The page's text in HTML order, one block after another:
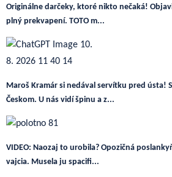
Originálne darčeky, ktoré nikto nečaká!
plný prekvapení. TOTO m...
Maroš Kramár si nedával servítku pred ústa!
Českom. U nás vidí špinu a z...
VIDEO: Naozaj to urobila? Opozičná
vajcia. Musela ju spacifi...